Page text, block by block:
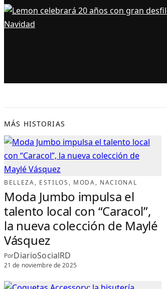
MÁS HISTORIAS
BELLEZA, ESTILOS , MODA, NACIONAL
Moda Jumbo impulsa el
talento local con “Caracol”,
la nueva colección de Maylé
Vásquez
PorDiarioSocialRD
21 de noviembre de 2025